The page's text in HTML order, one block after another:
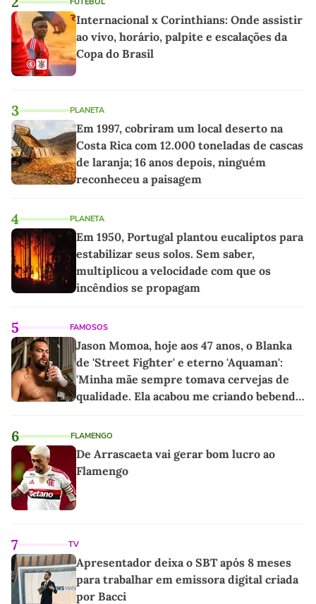
Internacional x Corinthians: Onde assistir
ao vivo, horário, palpite e escalações da
Copa do Brasil
3 PLANETA
Em 1997, cobriram um local deserto na
Costa Rica com 12.000 toneladas de cascas
de laranja; 16 anos depois, ninguém
reconheceu a paisagem
4 PLANETA
Em 1950, Portugal plantou eucaliptos para
estabilizar seus solos. Sem saber,
multiplicou a velocidade com que os
incêndios se propagam
5 FAMOSOS
Jason Momoa, hoje aos 47 anos, o Blanka
de 'Street Fighter' e eterno 'Aquaman':
'Minha mãe sempre tomava cervejas de
qualidade. Ela acabou me criando bebendo
6 FLAMENGO
De Arrascaeta vai gerar bom lucro ao
Flamengo
7 TV
Apresentador deixa o SBT após 8 meses
para trabalhar em emissora digital criada
por Bacci